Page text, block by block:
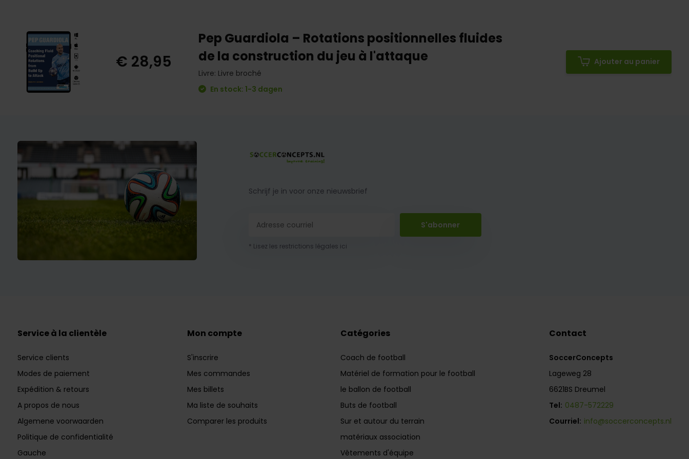
€ 28,95
Pep Guardiola – Rotations positionnelles fluides
de la construction du jeu à l'attaque
Livre: Livre broché
En stock: 1-3 dagen
Ajouter au panier
Schrijf je in voor onze nieuwsbrief
S'abonner
* Lisez les restrictions légales ici
Service à la clientèle
Service clients
Modes de paiement
Expédition & retours
A propos de nous
Algemene voorwaarden
Politique de confidentialité
Gauche
Mon compte
S'inscrire
Mes commandes
Mes billets
Ma liste de souhaits
Comparer les produits
Catégories
Coach de football
Matériel de formation pour le football
le ballon de football
Buts de football
Sur et autour du terrain
matériaux association
Vêtements d'équipe
Contact
SoccerConcepts
Lageweg 28
6621BS Dreumel
Tel: 0487-572229
Courriel: info@soccerconcepts.nl